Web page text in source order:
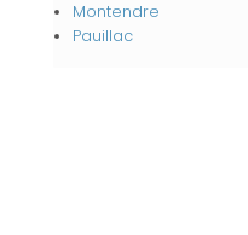
Montendre
Pauillac